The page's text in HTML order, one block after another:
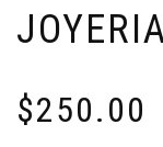
$250.00